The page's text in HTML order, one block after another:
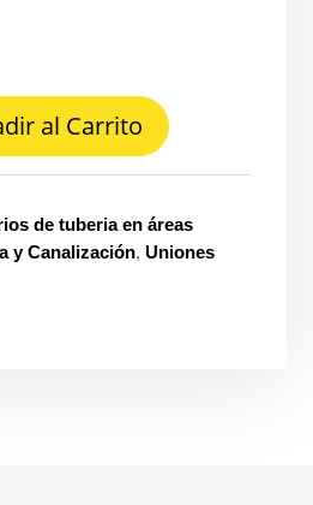
al Carrito
de tuberia en áreas
y Canalización,Uniones